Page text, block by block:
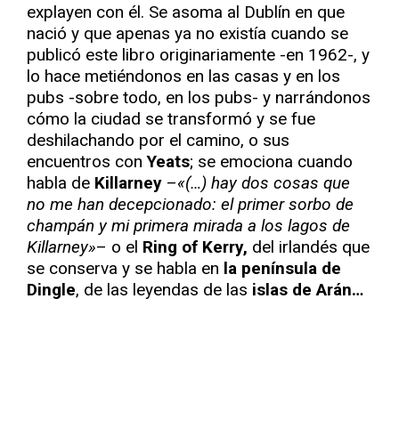
explayen con él. Se asoma al Dublín en que
nació y que apenas ya no existía cuando se
publicó este libro originariamente -en 1962-, y
lo hace metiéndonos en las casas y en los
pubs -sobre todo, en los pubs- y narrándonos
cómo la ciudad se transformó y se fue
deshilachando por el camino, o sus
encuentros conYeats; se emociona cuando
habla de Killarney –«(…) hay dos cosas que
no me han decepcionado: el primer sorbo de
champán y mi primera mirada a los lagos de
Killarney»– o el Ring of Kerry, del irlandés que
se conserva y se habla en la península de
Dingle, de las leyendas de las islas de Arán…